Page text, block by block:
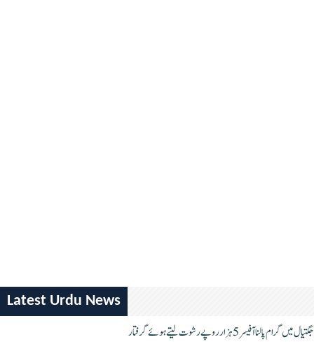
Latest Urdu News
جگتیال میں گرام پالنا آفیسر 5 ہزار روپے رشوت لیتے ہوئے گرفتار